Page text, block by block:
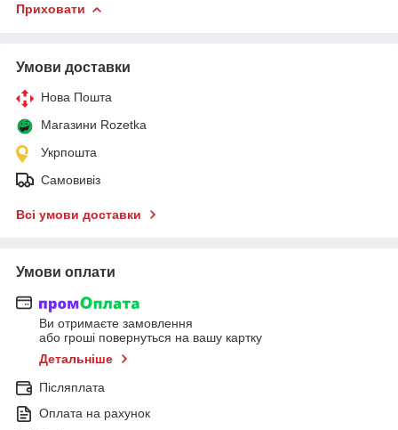
Приховати
Умови доставки
Нова Пошта
Магазини Rozetka
Укрпошта
Самовивіз
Всі умови доставки
Умови оплати
Ви отримаєте замовлення
або гроші повернуться на вашу картку
Детальніше
Післяплата
Оплата на рахунок